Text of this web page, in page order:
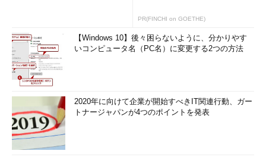
PR(FINCHI on GOETHE)
【Windows 10】後々困らないように、分かりやす
いコンピュータ名（PC名）に変更する2つの方法
2020年に向けて企業が開始すべきIT関連行動、ガー
トナージャパンが4つのポイントを発表